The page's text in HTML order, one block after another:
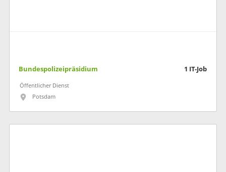
Bundespolizeipräsidium 1 IT-Job
Öffentlicher Dienst
Potsdam